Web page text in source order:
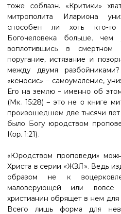
тоже соблазн. «Критики»
митрополита Илариона
способен ли хоть кто-
Богочеловека больше,
воплотившись в
поругание, истязание и
между двумя
«кеносис» – самоумаление,
Его на землю – именно об
(Мк. 15:28) – это не о книге
произошедшем две тысячи лет
было Богу юродством
Кор. 1:21).
«Юродством проповеди»
Христа в серии «ЖЗЛ». Ведь
образом не к
маловерующей или
христианин обрящет в нем
Всего лишь форма для